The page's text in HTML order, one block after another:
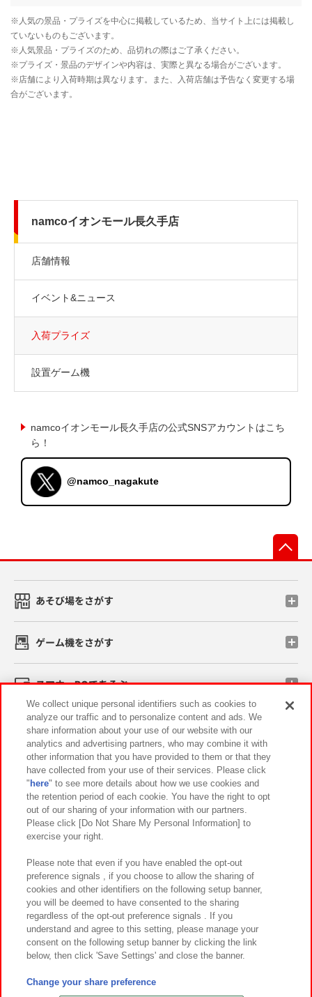
namcoイオンモール長久手店
店舗情報
イベント&ニュース
入荷プライズ
設置ゲーム機
namcoイオンモール長久手店の公式SNSアカウントはこち
ら！
@namco_nagakute
あそび場をさがす
ゲーム機をさがす
スマホ・PCであそぶ
イベント・キャンペーン
関連会社 サステナビリティ サイトポリシー
プライバシーポリシー ウェブアクセシビリティ方針と検証結果
お取引先さまとともに
カスタマーハラスメント対応方針 よくあるご質問・お問い合わせ
©Bandai Namco Amusement Inc.
©Bandai Namco Amusement Lab Inc.
We collect unique personal identifiers such as cookies to
analyze our traffic and to personalize content and ads. We
share information about your use of our website with our
analytics and advertising partners, who may combine it with
other information that you have provided to them or that they
have collected from your use of their services. Please click
" here" to see more details about how we use cookies and
the retention period of each cookie. You have the right to opt
out of our sharing of your information with our partners.
Please click [Do Not Share My Personal Information] to
exercise your right.
Please note that even if you have enabled the opt-out
preference signals , if you choose to allow the sharing of
cookies and other identifiers on the following setup banner,
you will be deemed to have consented to the sharing
regardless of the opt-out preference signals . If you
understand and agree to this setting, please manage your
consent on the following setup banner by clicking the link
below, then click 'Save Settings' and close the banner.
Change your share preference